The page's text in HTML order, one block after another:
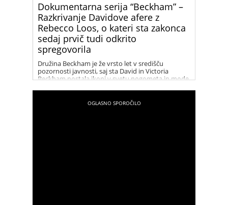
Dokumentarna serija “Beckham” –
Razkrivanje Davidove afere z
Rebecco Loos, o kateri sta zakonca
sedaj prvič tudi odkrito
spregovorila
Družina Beckham je že vrsto let v središču
pozornosti javnosti, saj sta David in Victoria
Beckham postala ikoni v svetu nogometa in mode.
in špekulacije vse pogosteje zajeli tudi dogodki iz